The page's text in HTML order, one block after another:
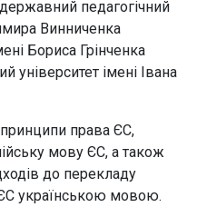
педагогічний
Винниченка
Бориса Грінченка
імені Івана
права ЄС,
мову ЄС, а також
до перекладу
українською мовою.